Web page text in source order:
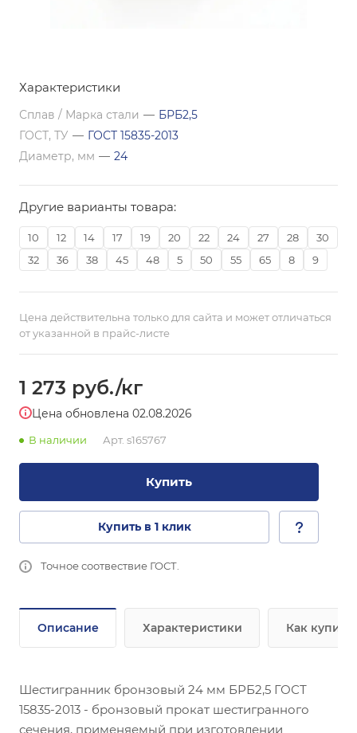
Характеристики
Сплав / Марка стали — БРБ2,5
ГОСТ, ТУ — ГОСТ 15835-2013
Диаметр, мм — 24
Другие варианты товара:
10 12 14 17 19 20 22 24 27 28
30
32
36 38 45 48 5 50 55 65 8 9
Цена действительна только для сайта и может отличаться
от указанной в прайс-листе
1 273 руб./кг
Цена обновлена 02.08.2026
В наличии Арт. s165767
Купить
Купить в 1 клик
Точное соотвествие ГОСТ.
Описание Характеристики Как купить
Шестигранник бронзовый 24 мм БРБ2,5 ГОСТ
15835-2013 - бронзовый прокат шестигранного
сечения, применяемый при изготовлении